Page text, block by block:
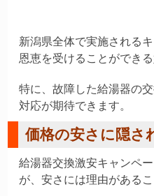
新潟県全体で実施される
恩恵を受けることができる
特に、故障した給湯器の
対応が期待できます。
価格の安さに隠さ
給湯器交換激安キャンペ
が、安さには理由があるこ